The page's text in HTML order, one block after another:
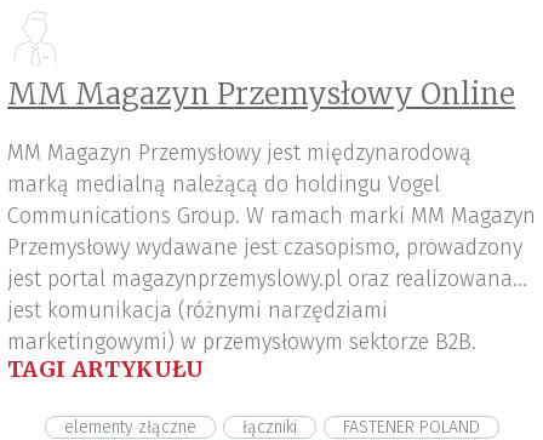
MM Magazyn Przemysłowy Online
MM Magazyn Przemysłowy jest międzynarodową
marką medialną należącą do holdingu Vogel
Communications Group. W ramach marki MM Magazyn
Przemysłowy wydawane jest czasopismo, prowadzony
jest portal magazynprzemyslowy.pl oraz realizowana
jest komunikacja (różnymi narzędziami
marketingowymi) w przemysłowym sektorze B2B.
TAGI ARTYKUŁU
elementy złączne łączniki
FASTENER POLAND